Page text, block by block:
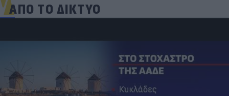
ΑΠΟ ΤΟ ΔΙΚΤΥΟ